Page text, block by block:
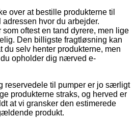
over at bestille produkterne til
hvor du arbejder.
oftest en tand dyrere, men lige
Den billigste fragtløsning kan
selv henter produkterne, men
opholder dig nærved e-
reservedele til pumper er jo særligt
produkterne straks, og herved er
at vi gransker den estimerede
produkt.